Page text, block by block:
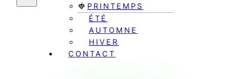
PRINTEMPS
ÉTÉ
AUTOMNE
HIVER
CONTACT